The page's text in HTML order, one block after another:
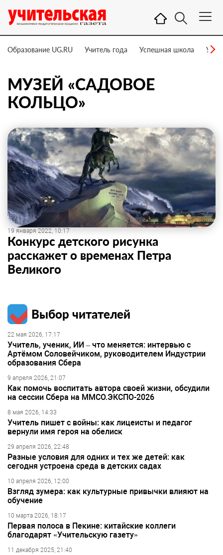
Образование UG.RU Учитель года Успешная школа
МУЗЕЙ «САДОВОЕ
КОЛЬЦО»
19 января 2022, 10:17
Конкурс детского рисунка
расскажет о временах Петра
Великого
Выбор читателей
22 мая 2026, 17:17
Учитель, ученик, ИИ – что меняется: интервью с
Артёмом Соловейчиком, руководителем Индустрии
образования Сбера
9 апреля 2026, 21:07
Как помочь воспитать автора своей жизни, обсудили
на сессии Сбера на ММСО.ЭКСПО-2026
8 мая 2026, 14:33
Учитель пишет с войны: как лицеисты и педагог
вернули имя героя на обелиск
29 апреля 2026, 22:48
Разные условия для одних и тех же детей: как
сегодня устроена среда в детских садах
10 апреля 2026, 12:00
Взгляд зумера: как культурные привычки влияют на
обучение
10 марта 2026, 18:17
Первая полоса в Пекине: китайские коллеги
благодарят «Учительскую газету»
11 декабря 2025, 21:40